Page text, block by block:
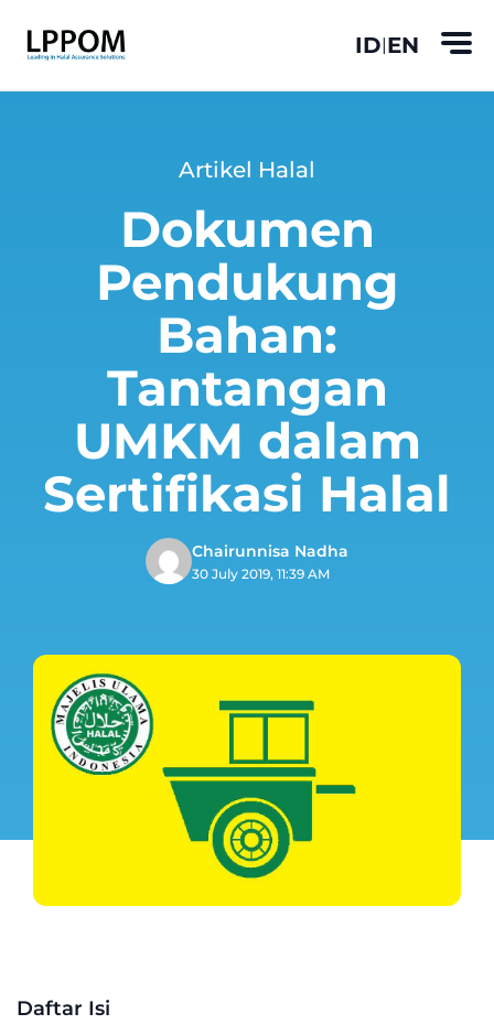
ID|EN
Artikel Halal
Dokumen
Pendukung
Bahan:
Tantangan
UMKM dalam
Sertifikasi Halal
Chairunnisa Nadha
30 July 2019, 11:39 AM
Daftar Isi